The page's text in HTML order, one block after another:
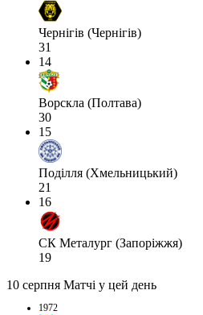
Чернігів (Чернігів)
31
14
Ворскла (Полтава)
30
15
Поділля (Хмельницький)
21
16
СК Металург (Запоріжжя)
19
10 серпня Матчі у цей день
1972